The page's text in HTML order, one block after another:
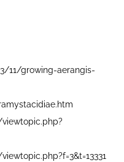
11/growing-aerangis-